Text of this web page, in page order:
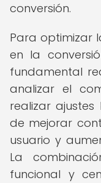
conversión.
Para optimizar
en la
fundamental
analizar el
realizar
de mejorar
usuario y
La
funcional y